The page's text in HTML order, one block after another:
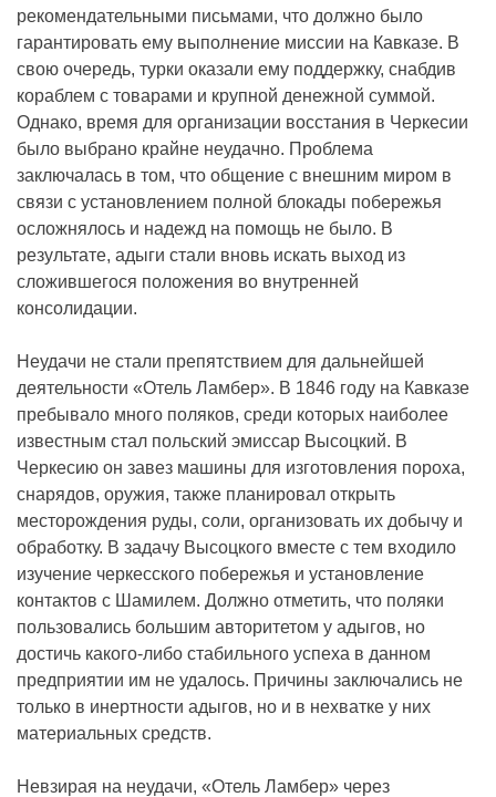
рекомендательными письмами, что должно было
гарантировать ему выполнение миссии на Кавказе. В
свою очередь, турки оказали ему поддержку, снабдив
кораблем с товарами и крупной денежной суммой.
Однако, время для организации восстания в Черкесии
было выбрано крайне неудачно. Проблема
заключалась в том, что общение с внешним миром в
связи с установлением полной блокады побережья
осложнялось и надежд на помощь не было. В
результате, адыги стали вновь искать выход из
сложившегося положения во внутренней
консолидации.
Неудачи не стали препятствием для дальнейшей
деятельности «Отель Ламбер». В 1846 году на Кавказе
пребывало много поляков, среди которых наиболее
известным стал польский эмиссар Высоцкий. В
Черкесию он завез машины для изготовления пороха,
снарядов, оружия, также планировал открыть
месторождения руды, соли, организовать их добычу и
обработку. В задачу Высоцкого вместе с тем входило
изучение черкесского побережья и установление
контактов с Шамилем. Должно отметить, что поляки
пользовались большим авторитетом у адыгов, но
достичь какого-либо стабильного успеха в данном
предприятии им не удалось. Причины заключались не
только в инертности адыгов, но и в нехватке у них
материальных средств.
Невзирая на неудачи, «Отель Ламбер» через